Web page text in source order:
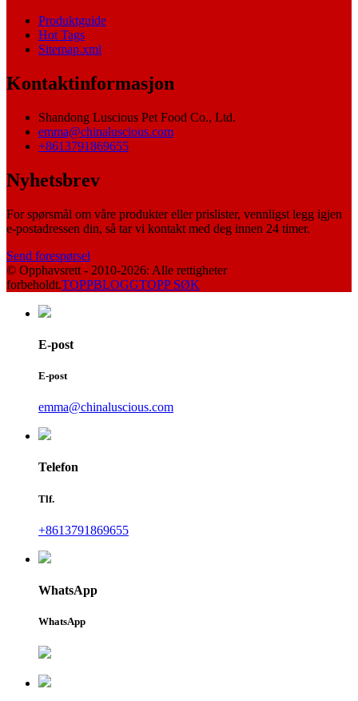
Produktguide
Hot Tags
Sitemap.xml
Kontaktinformasjon
Shandong Luscious Pet Food Co., Ltd.
emma@chinaluscious.com
+8613791869655
Nyhetsbrev
For spørsmål om våre produkter eller prislister, vennligst legg igjen
e-postadressen din, så tar vi kontakt med deg innen 24 timer.
Send forespørsel
© Opphavsrett - 2010-2026: Alle rettigheter
forbeholdt.TOPPBLOGGTOPP SØK
E-post
E-post
emma@chinaluscious.com
Telefon
Tlf.
+8613791869655
WhatsApp
WhatsApp